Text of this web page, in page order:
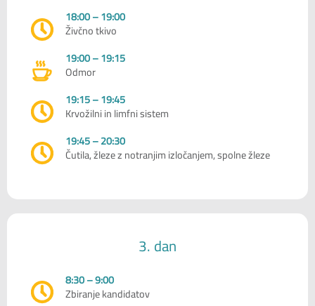
18:00 – 19:00
Živčno tkivo
19:00 – 19:15
Odmor
19:15 – 19:45
Krvožilni in limfni sistem
19:45 – 20:30
Čutila, žleze z notranjim izločanjem, spolne žleze
3. dan
8:30 – 9:00
Zbiranje kandidatov